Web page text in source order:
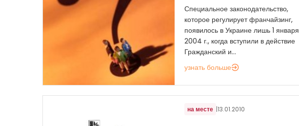
Специальное законодательство,
которое регулирует франчайзинг,
появилось в Украине лишь 1 января
2004 г., когда вступили в действие
Гражданский и...
узнать больше
на месте |13.01.2010